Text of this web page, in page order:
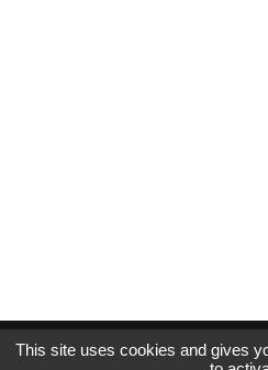
This site uses cookies and gives